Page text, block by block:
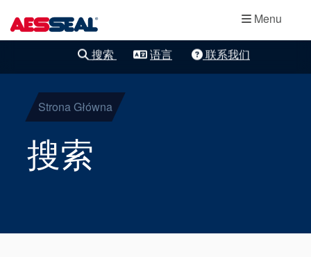
Menu
轴承保护器
集装式机械密
封
两部件密封
干气密封
密封辅助系统
搜索 语言 联系我们
Strona Główna
搜索